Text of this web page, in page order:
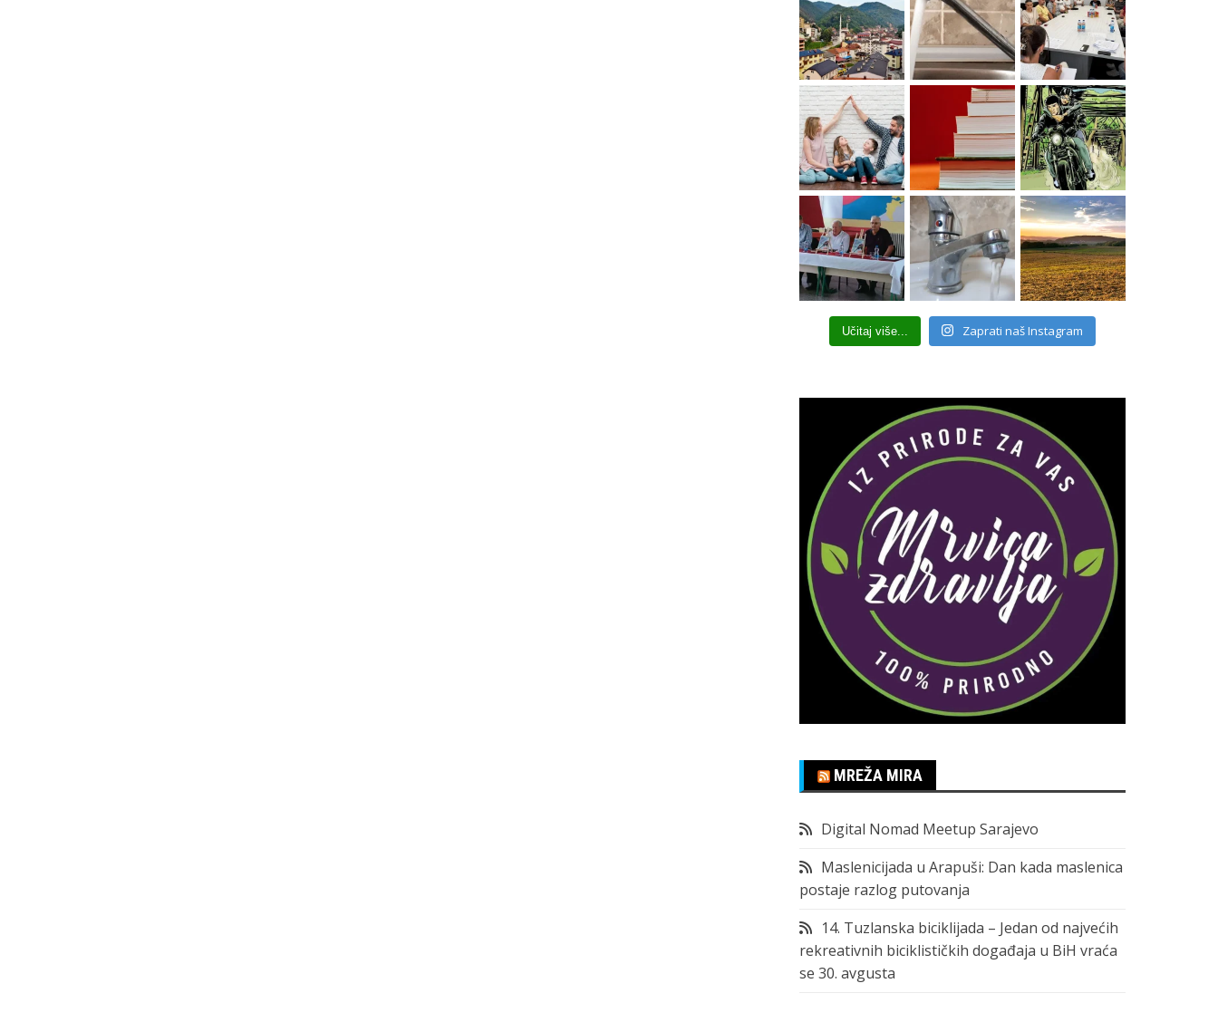
Učitaj više... Zaprati naš Instagram
MREŽA MIRA
Digital Nomad Meetup Sarajevo
Maslenicijada u Arapuši: Dan kada maslenica
postaje razlog putovanja
14. Tuzlanska biciklijada – Jedan od najvećih
rekreativnih biciklističkih događaja u BiH vraća
se 30. avgusta